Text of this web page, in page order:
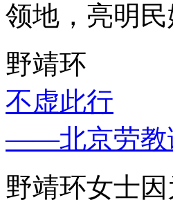
领地，亮明
野靖环
不虚此行
——北京劳教
野靖环女士